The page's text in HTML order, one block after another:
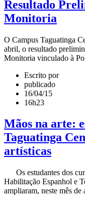
Resultado
Monitoria
O Campus Taguatinga
abril, o resultado
Monitoria vinculado à
Escrito por
publicado
16/04/15
16h23
Mãos na arte:
Taguatinga
artísticas
Os estudantes dos
Habilitação Espanhol e
ampliaram, neste mês